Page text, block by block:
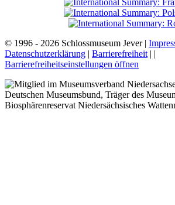
© 1996 - 2026 Schlossmuseum Jever |
Datenschutzerklärung | Barrierefreiheit| |
Barrierefreiheitseinstellungen öffnen